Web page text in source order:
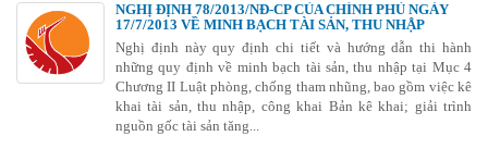
NGHỊ ĐỊNH 78/2013/NĐ-CP CỦA CHÍNH PHỦ NGÀY
17/7/2013 VỀ MINH BẠCH TÀI SẢN, THU NHẬP
Nghị định này quy định chi tiết và hướng dẫn thi hành
những quy định về minh bạch tài sản, thu nhập tại Mục 4
Chương II Luật phòng, chống tham nhũng, bao gồm việc kê
khai tài sản, thu nhập, công khai Bản kê khai; giải trình
nguồn gốc tài sản tăng...